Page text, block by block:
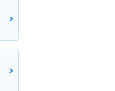
ブラウンさん:ハヤブサ（ＧＳＸ１３００Ｒ Ｈａｙａｂｕｓａ）(スズキ)